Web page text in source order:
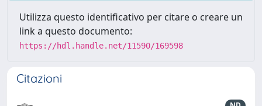
Utilizza questo identificativo per citare o creare un
link a questo documento:
https://hdl.handle.net/11590/169598
Citazioni